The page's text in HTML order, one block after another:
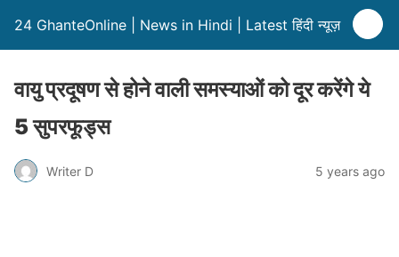
24 GhanteOnline | News in Hindi | Latest हिंदी न्यूज़
वायु प्रदूषण से होने वाली समस्याओं को दूर करेंगे ये
5 सुपरफूड्स
Writer D 5 years ago